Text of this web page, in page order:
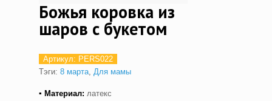
Божья коровка из
шаров с букетом
Артикул: PERS022
Тэги: 8 марта, Для мамы
▪ Материал: латекс